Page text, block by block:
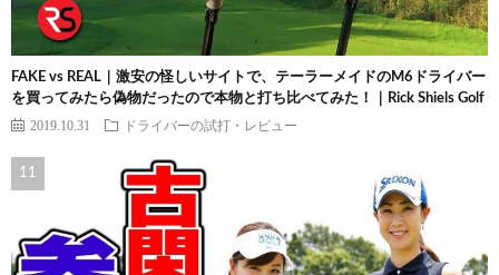
FAKE vs REAL｜激安の怪しいサイトで、テーラーメイドのM6ドライバー
を買ってみたら偽物だったので本物と打ち比べてみた！｜Rick Shiels Golf
2019.10.31 ドライバーの試打・レビュー